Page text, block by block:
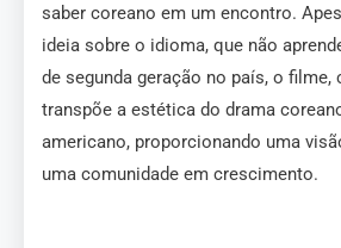
saber coreano em um encontro.
ideia sobre o idioma, que não
de segunda geração no país, o filme,
transpõe a estética do drama
americano, proporcionando uma
uma comunidade em crescimento.